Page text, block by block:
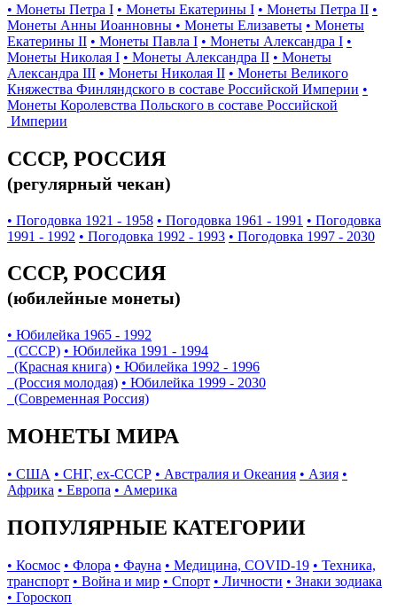
• Монеты Петра I • Монеты Екатерины I • Монеты Петра II •
Монеты Анны Иоанновны • Монеты Елизаветы • Монеты
Екатерины II • Монеты Павла I • Монеты Александра I •
Монеты Николая I • Монеты Александра II • Монеты
Александра III • Монеты Николая II • Монеты Великого
Княжества Финляндского в составе Российской Империи •
Монеты Королевства Польского в составе Российской
Империи
СССР, РОССИЯ
(регулярный чекан)
• Погодовка 1921 - 1958 • Погодовка 1961 - 1991 • Погодовка
1991 - 1992 • Погодовка 1992 - 1993 • Погодовка 1997 - 2030
СССР, РОССИЯ
(юбилейные монеты)
• Юбилейка 1965 - 1992
(СССР) • Юбилейка 1991 - 1994
(Красная книга) • Юбилейка 1992 - 1996
(Россия молодая) • Юбилейка 1999 - 2030
(Современная Россия)
МОНЕТЫ МИРА
• США • СНГ, ex-СССР • Австралия и Океания • Азия •
Африка • Европа • Америка
ПОПУЛЯРНЫЕ КАТЕГОРИИ
• Космос • Флора • Фауна • Медицина, COVID-19 • Техника,
транспорт • Война и мир • Спорт • Личности • Знаки зодиака
• Гороскоп